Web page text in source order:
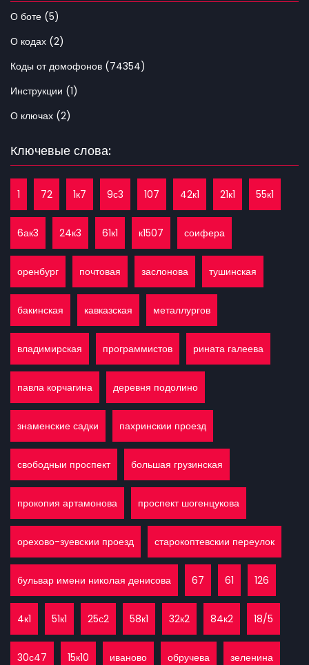
О боте (5)
О кодах (2)
Коды от домофонов (74354)
Инструкции (1)
О ключах (2)
Ключевые слова:
1 72 1к7 9с3 107 42к1 21к1 55к1
6ак3 24к3 61к1 к1507 соифера
оренбург почтовая заслонова тушинская
бакинская кавказская металлургов
владимирская программистов рината галеева
павла корчагина деревня подолино
знаменские садки пахринскии проезд
свободныи проспект большая грузинская
прокопия артамонова проспект шогенцукова
орехово-зуевскии проезд старокоптевскии переулок
бульвар имени николая денисова 67 61 126
4к1 51к1 25с2 58к1 32к2 84к2 18/5
30с47 15к10 иваново обручева зеленина